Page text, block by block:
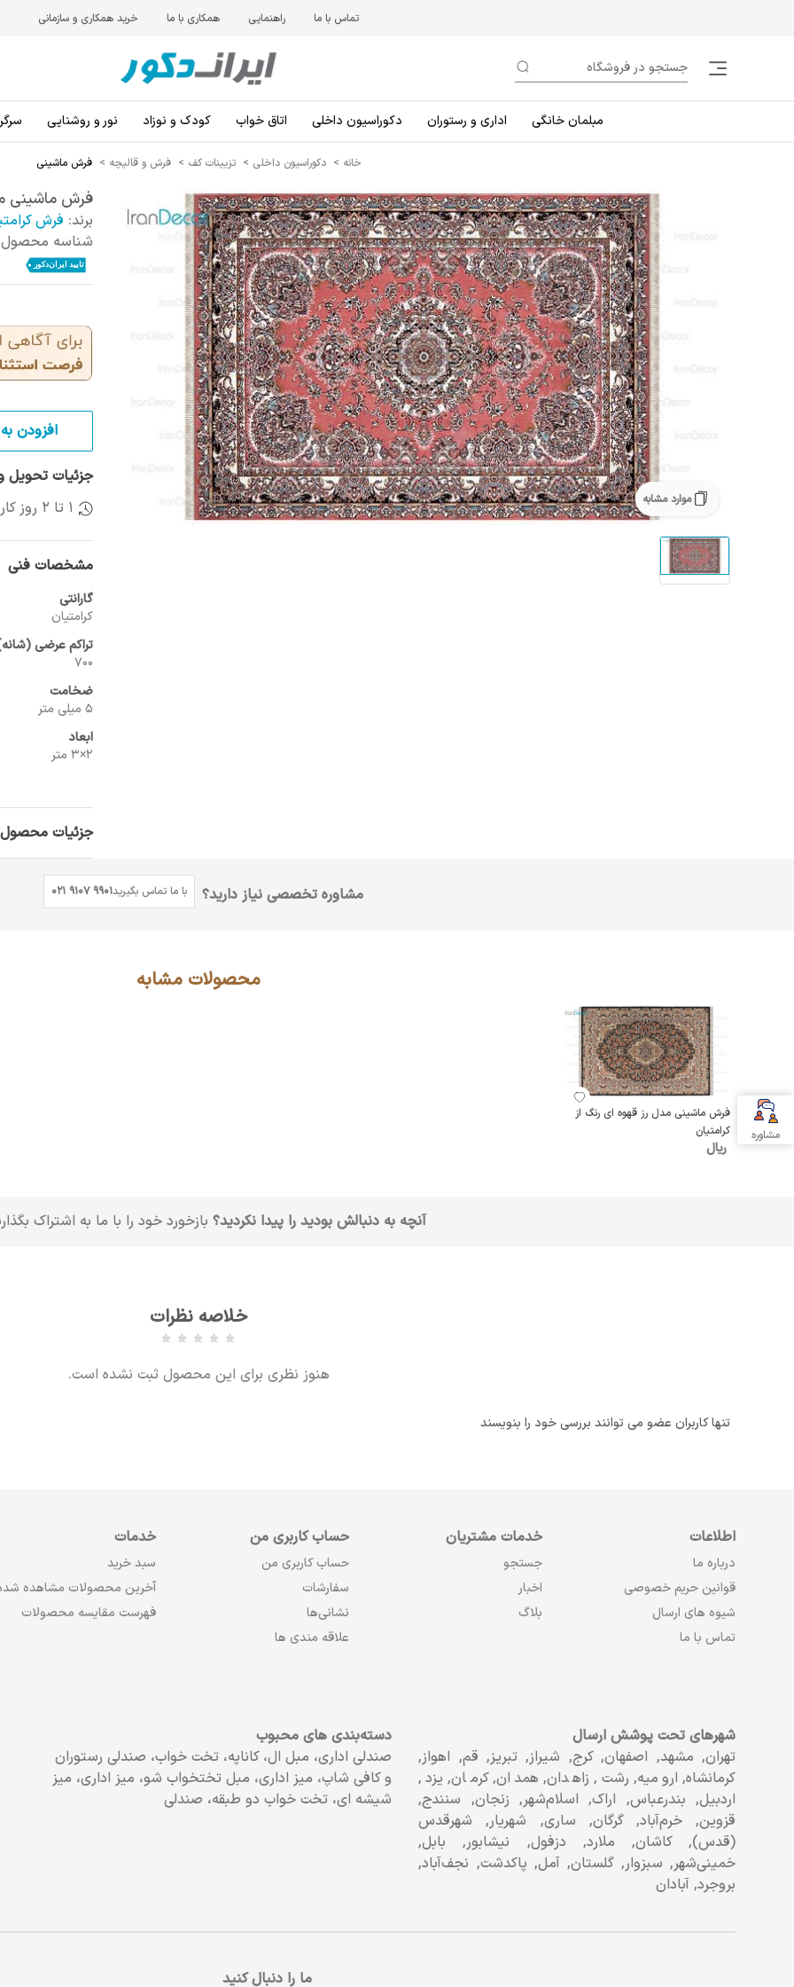
تماس با ما راهنمایی همکاری با ما خرید همکاری و سازمانی
مبلمان خانگی اداری و رستوران دکوراسیون داخلی اتاق خواب کودک و نوزاد نور و روشنایی
خانه > دکوراسیون داخلی > تزیینات کف > فرش و قالیچه > فرش ماشینی
موارد مشابه
فرش ماشینی
برند: فرش
شناسه
افزودن
جزئیات تحویل
1 تا 2 روز کاری
مشخصات فنی
گارانتی
کرامتیان
تراکم عرضی
700
ضخامت
5 میلی متر
ابعاد
2×3 متر
جزئیات محصول
مشاوره تخصصی نیاز دارید؟ با ما تماس بگیرید021 9107 9901
محصولات مشابه
فرش ماشینی مدل رز قهوه ای رنگ از
کرامتیان
ریال
آنچه به دنبالش بودید را پیدا نکردید؟ بازخورد خود را با ما به اشتراک
خلاصه نظرات
هنوز نظری برای این محصول ثبت نشده است.
تنها کاربران عضو می توانند بررسی خود را بنویسند
اطلاعات
درباره ما
قوانین حریم خصوصی
شیوه های ارسال
تماس با ما
خدمات مشتریان
جستجو
اخبار
بلاگ
حساب کاربری من
حساب کاربری من
سفارشات
نشانی‌ها
علاقه مندی ها
خدمات
سبد خرید
آخرین محصولات مشاهده
فهرست مقایسه محصولات
شهرهای تحت پوشش ارسال
تهران, مشهد, اصفهان, کرج, شیراز, تبریز, قم, اهواز,
کرمانشاه, ارومیه, رشت, زاهدان, همدان, کرمان, یزد,
اردبیل, بندرعباس, اراک, اسلام‌شهر, زنجان, سنندج,
قزوین, خرم‌آباد, گرگان, ساری, شهریار, شهرقدس
(قدس), کاشان, ملارد, دزفول, نیشابور, بابل,
خمینی‌شهر, سبزوار, گلستان, آمل, پاکدشت, نجف‌آباد,
بروجرد, آبادان
دسته‌بندی های محبوب
صندلی اداری، مبل ال، کاناپه، تخت خواب، صندلی رستوران
و کافی شاپ، میز اداری، مبل تختخواب شو، میز اداری، میز
شیشه ای، تخت خواب دو طبقه، صندلی
ما را دنبال کنید
مشاوره